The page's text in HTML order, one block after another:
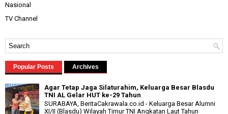
Nasional
TV Channel
Popular Posts Archives
Agar Tetap Jaga Silaturahim, Keluarga Besar Blasdu
TNI AL Gelar HUT ke-29 Tahun
SURABAYA, BeritaCakrawala.co.id - Keluarga Besar Alumni
XI/II (Blasdu) Wilayah Timur TNI Angkatan Laut Tahun